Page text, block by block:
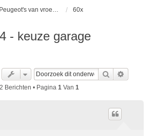
Peugeot's van vroeger (> 15 jaar) - Peugeot du passé (> 15 ans) 60x
- keuze garage
Zoek
2 Berichten • Pagina 1Van 1